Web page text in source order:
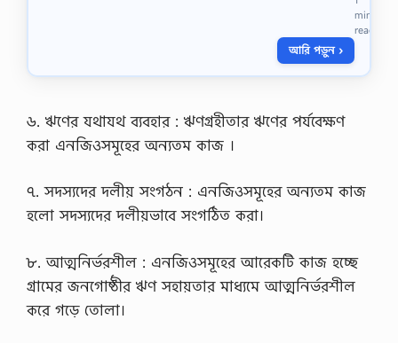
ঋ
ণ
প্র
তি
বে
min
read
আরি পড়ুন ›
৬. ঋণের যথাযথ ব্যবহার : ঋণগ্রহীতার ঋণের পর্যবেক্ষণ
করা এনজিওসমূহের অন্যতম কাজ ।
৭. সদস্যদের দলীয় সংগঠন : এনজিওসমূহের অন্যতম কাজ
হলো সদস্যদের দলীয়ভাবে সংগঠিত করা।
৮. আত্মনির্ভরশীল : এনজিওসমূহের আরেকটি কাজ হচ্ছে
গ্রামের জনগোষ্ঠীর ঋণ সহায়তার মাধ্যমে আত্মনির্ভরশীল
করে গড়ে তোলা।